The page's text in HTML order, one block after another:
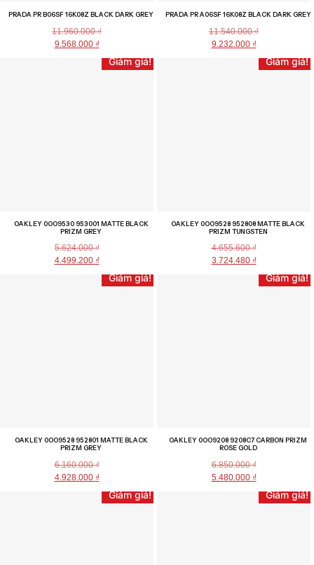
PRADA PR B06SF 16K08Z BLACK DARK GREY
11.960.000₫
9.568.000 ₫
PRADA PR A06SF 16K08Z BLACK DARK GREY
11.540.000₫
9.232.000 ₫
Giảm giá!
OAKLEY 0OO9530 953001 MATTE BLACK
PRIZM GREY
5.624.000₫
4.499.200 ₫
Giảm giá!
OAKLEY 0OO9528 952808 MATTE BLACK
PRIZM TUNGSTEN
4.655.600₫
3.724.480 ₫
Giảm giá!
OAKLEY 0OO9528 952801 MATTE BLACK
PRIZM GREY
6.160.000₫
4.928.000 ₫
Giảm giá!
OAKLEY 0OO9208 9208C7 CARBON PRIZM
ROSE GOLD
6.850.000₫
5.480.000 ₫
Giảm giá! Giảm giá!